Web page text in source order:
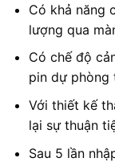
Có khả năng
lượng qua
Có chế độ
pin dự phòng
Với thiết kế
lại sự thuận
Sau 5 lần